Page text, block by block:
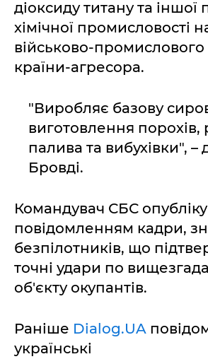
діоксиду титану та іншої
хімічної промисловості
військово-
країни-агресора.
"Виробляє базову
виготовлення порохів,
палива та вибухівки", –
Бровді.
Командувач СБС
повідомленням кадри,
безпілотників, що
точні удари по
об'єкту окупантів.
Раніше Dialog.UA
українські